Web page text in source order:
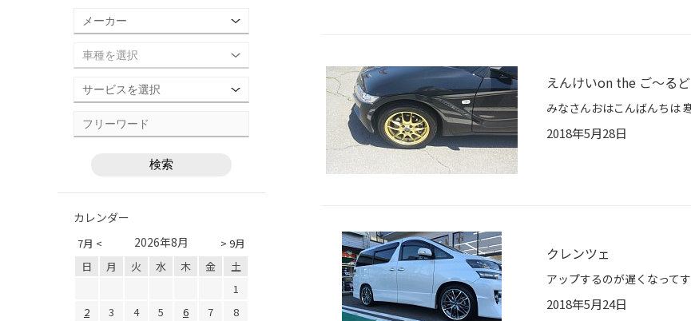
えんけいon the ご～るど
2018年5月28日
クレンツェ
2018年5月24日
カレンダー
7月 < > 9月
2026年8月
日 月 火 水 木 金
土
1
2
3 4 5 6 7
8